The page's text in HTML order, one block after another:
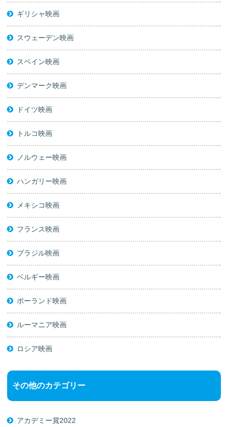
ギリシャ映画
スウェーデン映画
スペイン映画
デンマーク映画
ドイツ映画
トルコ映画
ノルウェー映画
ハンガリー映画
メキシコ映画
フランス映画
ブラジル映画
ベルギー映画
ポーランド映画
ルーマニア映画
ロシア映画
その他のカテゴリー
アカデミー賞2022